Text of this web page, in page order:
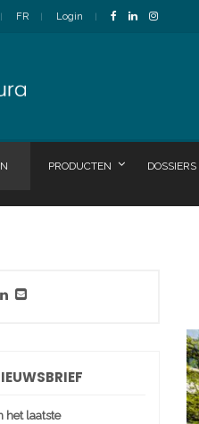
FR Login
PRODUCTEN DOSSIERS
het laatste